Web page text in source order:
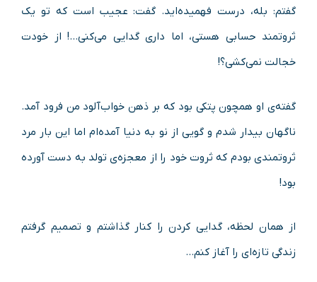
گفتم: بله، درست فهمیده‌اید. گفت: عجیب است که تو یک
ثروتمند حسابی هستی، اما داری گدایی می‌کنی…! از خودت
خجالت نمی‌کشی؟!
گفته‌ی او همچون پتکی بود که بر ذهن خواب‌آلود من فرود آمد.
ناگهان بیدار شدم و گویی از نو به دنیا آمده‌ام اما این بار مرد
ثروتمندی بودم که ثروت خود را از معجزه‌ی تولد به دست آورده
بود!
از همان لحظه، گدایی کردن را کنار گذاشتم و تصمیم گرفتم
زندگی تازه‌ای را آغاز کنم…